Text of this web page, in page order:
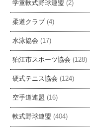
学童軟式野球連盟 (2)
柔道クラブ (4)
水泳協会 (17)
狛江市スポーツ協会 (128)
硬式テニス協会 (124)
空手道連盟 (16)
軟式野球連盟 (404)